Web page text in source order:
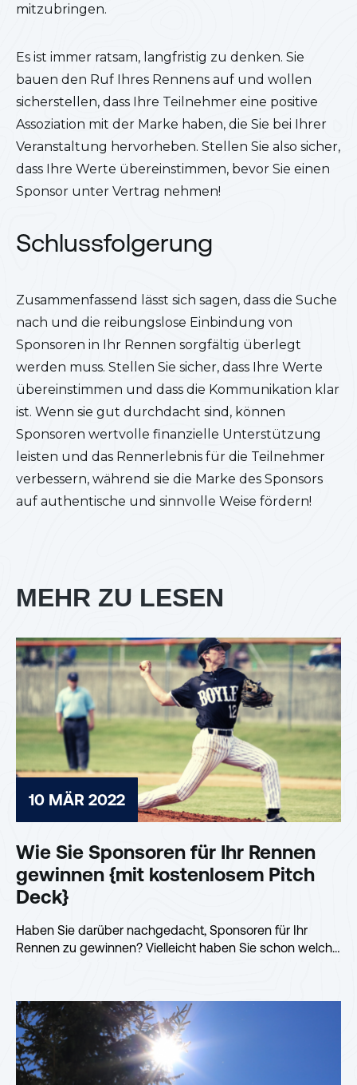
mitzubringen.
Es ist immer ratsam, langfristig zu denken. Sie
bauen den Ruf Ihres Rennens auf und wollen
sicherstellen, dass Ihre Teilnehmer eine positive
Assoziation mit der Marke haben, die Sie bei Ihrer
Veranstaltung hervorheben. Stellen Sie also sicher,
dass Ihre Werte übereinstimmen, bevor Sie einen
Sponsor unter Vertrag nehmen!
Schlussfolgerung
Zusammenfassend lässt sich sagen, dass die Suche
nach und die reibungslose Einbindung von
Sponsoren in Ihr Rennen sorgfältig überlegt
werden muss. Stellen Sie sicher, dass Ihre Werte
übereinstimmen und dass die Kommunikation klar
ist. Wenn sie gut durchdacht sind, können
Sponsoren wertvolle finanzielle Unterstützung
leisten und das Rennerlebnis für die Teilnehmer
verbessern, während sie die Marke des Sponsors
auf authentische und sinnvolle Weise fördern!
MEHR ZU LESEN
10 MÄR 2022
Wie Sie Sponsoren für Ihr Rennen
gewinnen {mit kostenlosem Pitch
Deck}
Haben Sie darüber nachgedacht, Sponsoren für Ihr
Rennen zu gewinnen? Vielleicht haben Sie schon welche,